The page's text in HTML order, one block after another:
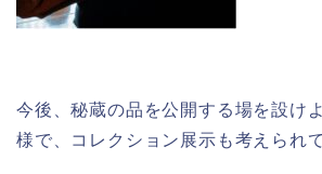
今後、秘蔵の品を公開する場を設け
様で、コレクション展示も考えられ